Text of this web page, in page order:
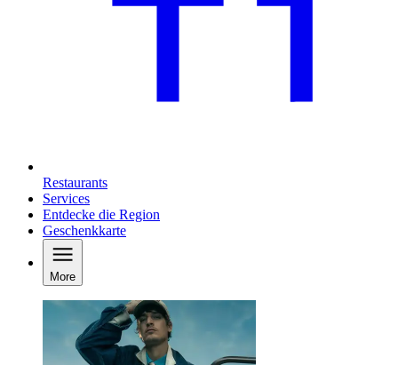
Restaurants
Services
Entdecke die Region
Geschenkkarte
More